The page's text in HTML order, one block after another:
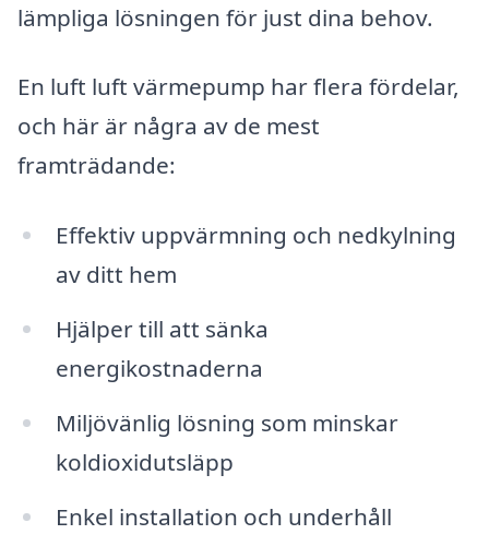
lämpliga lösningen för just dina behov.
En luft luft värmepump har flera fördelar,
och här är några av de mest
framträdande:
Effektiv uppvärmning och nedkylning
av ditt hem
Hjälper till att sänka
energikostnaderna
Miljövänlig lösning som minskar
koldioxidutsläpp
Enkel installation och underhåll